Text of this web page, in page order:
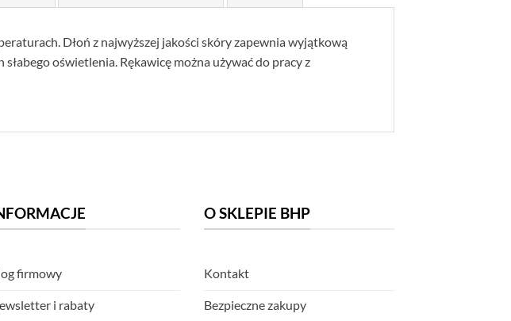
Dłoń z najwyższej jakości skóry zapewnia wyjątkową
oświetlenia. Rękawicę można używać do pracy z
firmowy
i rabaty
O SKLEPIE BHP
Kontakt
Bezpieczne zakupy